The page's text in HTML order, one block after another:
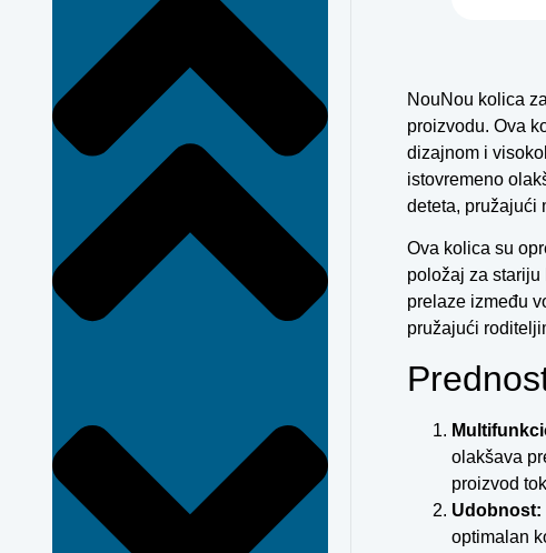
NouNou kolica
proizvodu. Ova
dizajnom i
istovremeno
deteta, pružajući
Ova kolica su
položaj za
prelaze između
pružajući
olakšava
proizvod
Udobnost:
optimalan